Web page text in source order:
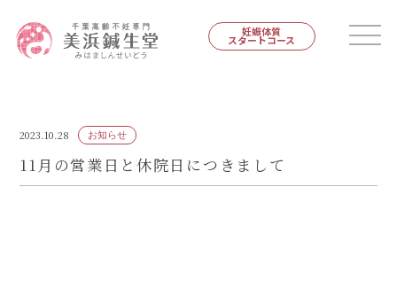
妊娠体質
スタートコース
2023.10.28 お知らせ
11月の営業日と休院日につきまして